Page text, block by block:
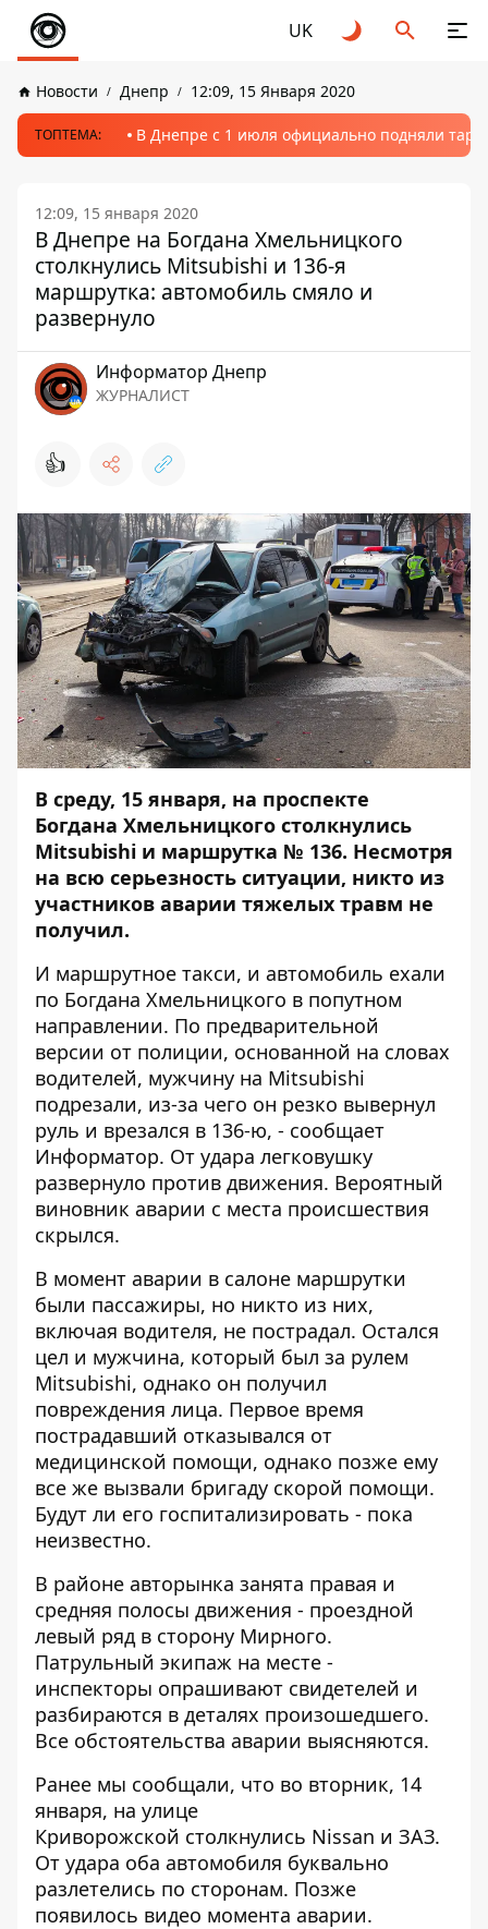
UK
Новости Днепр 12:09, 15 Января 2020
ТОПТЕМА: В Днепре с 1 июля официально подняли
12:09, 15 января 2020
В Днепре на Богдана Хмельницкого
столкнулись Mitsubishi и 136-я
маршрутка: автомобиль смяло и
развернуло
Информатор Днепр
ЖУРНАЛИСТ
👍
В среду, 15 января, на проспекте
Богдана Хмельницкого столкнулись
Mitsubishi и маршрутка № 136. Несмотря
на всю серьезность ситуации, никто из
участников аварии тяжелых травм не
получил.
И маршрутное такси, и автомобиль ехали
по Богдана Хмельницкого в попутном
направлении. По предварительной
версии от полиции, основанной на словах
водителей, мужчину на Mitsubishi
подрезали, из-за чего он резко вывернул
руль и врезался в 136-ю, - сообщает
Информатор. От удара легковушку
развернуло против движения. Вероятный
виновник аварии с места происшествия
скрылся.
В момент аварии в салоне маршрутки
были пассажиры, но никто из них,
включая водителя, не пострадал. Остался
цел и мужчина, который был за рулем
Mitsubishi, однако он получил
повреждения лица. Первое время
пострадавший отказывался от
медицинской помощи, однако позже ему
все же вызвали бригаду скорой помощи.
Будут ли его госпитализировать - пока
неизвестно.
В районе авторынка занята правая и
средняя полосы движения - проездной
левый ряд в сторону Мирного.
Патрульный экипаж на месте -
инспекторы опрашивают свидетелей и
разбираются в деталях произошедшего.
Все обстоятельства аварии выясняются.
Ранее мы сообщали, что во вторник, 14
января, на улице
Криворожской столкнулись Nissan и ЗАЗ.
От удара оба автомобиля буквально
разлетелись по сторонам. Позже
появилось видео момента аварии.